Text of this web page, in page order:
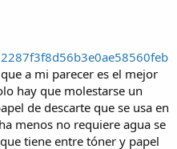
a mi parecer es el mejor
hay que molestarse un
de descarte que se usa en
menos no requiere agua se
tiene entre tóner y papel